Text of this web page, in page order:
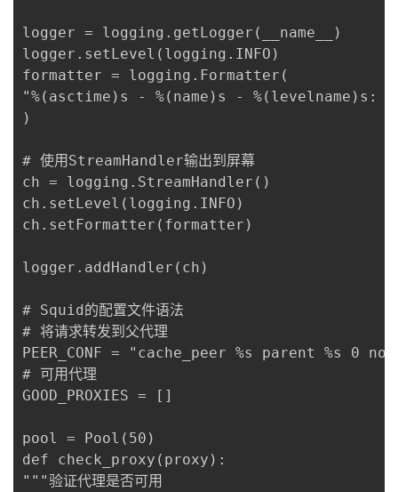
logger = logging.getLogger(__name__)
logger.setLevel(logging.INFO)
formatter = logging.Formatter(
"%(asctime)s - %(name)s - %(levelname)s: -
)
# 使用StreamHandler输出到屏幕
ch = logging.StreamHandler()
ch.setLevel(logging.INFO)
ch.setFormatter(formatter)
logger.addHandler(ch)
# Squid的配置文件语法
# 将请求转发到父代理
PEER_CONF = "cache_peer %s parent %s
# 可用代理
GOOD_PROXIES = []
pool = Pool(50)
def check_proxy(proxy):
"""验证代理是否可用